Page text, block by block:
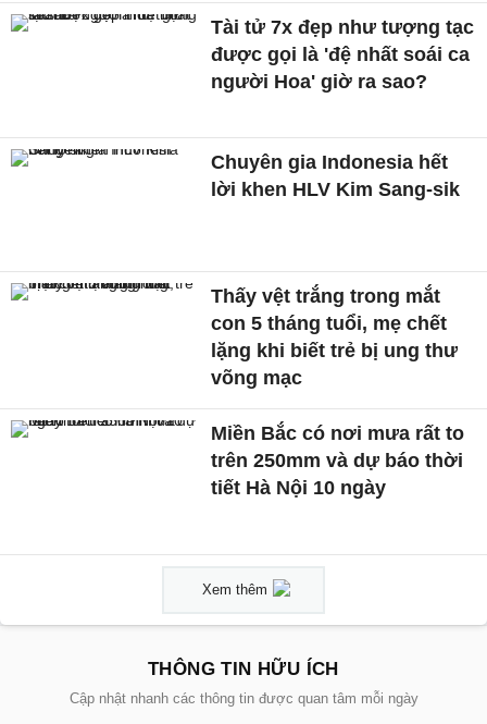
Tài tử 7x đẹp như tượng tạc
được gọi là 'đệ nhất soái ca
người Hoa' giờ ra sao?
Chuyên gia Indonesia hết
lời khen HLV Kim Sang-sik
Thấy vệt trắng trong mắt
con 5 tháng tuổi, mẹ chết
lặng khi biết trẻ bị ung thư
võng mạc
Miền Bắc có nơi mưa rất to
trên 250mm và dự báo thời
tiết Hà Nội 10 ngày
Xem thêm
THÔNG TIN HỮU ÍCH
Cập nhật nhanh các thông tin được quan tâm mỗi ngày